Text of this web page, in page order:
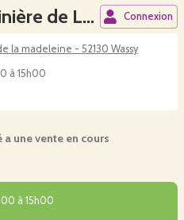
le marché de la pépinière de Lépine Connexion
la madeleine - 52130 Wassy
à 15h00
a une vente en cours
à 15h00